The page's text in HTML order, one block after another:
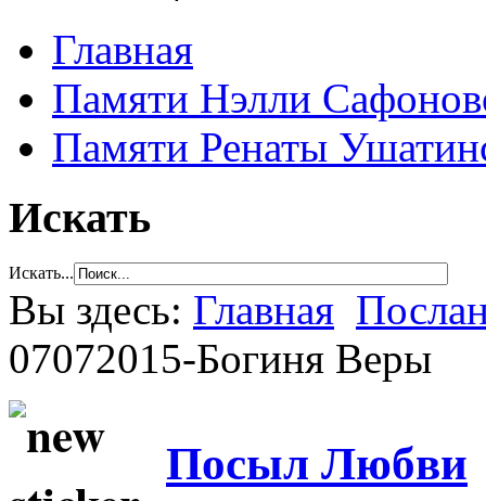
Главная
Памяти Нэлли
Памяти Ренаты
Искать
Искать...
Вы здесь: Главная
07072015-Богиня Веры
Посыл Любви